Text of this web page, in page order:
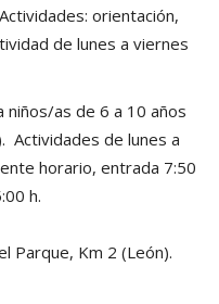
orientación,
de lunes a viernes
niños/as de 6 a 10 años
Actividades de lunes a
horario, entrada 7:50
h.
Parque, Km 2 (León).